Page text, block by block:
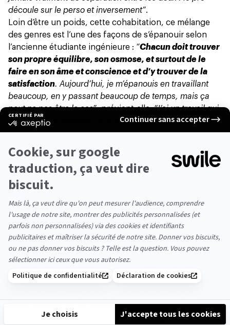
découle sur le perso et inversement”.
Loin d’être un poids, cette cohabitation, ce mélange
des genres est l’une des façons de s’épanouir selon
l’ancienne étudiante ingénieure : “Chacun doit trouver
son propre équilibre, son osmose, et surtout de le
faire en son âme et conscience et d’y trouver de la
satisfaction. Aujourd’hui, je m’épanouis en travaillant
beaucoup, en y passant beaucoup de temps, mais ça
peut ne pas être le cas”, prévient-elle.“J’ai un travail qui
peut sembler ‘passion’, et c’est vrai que j’ai commencé
Trainsweateat par passion du sport, et avec la volonté de
transmettre cette passion à mes abonnés et mes clients,
ça vient avec son lot de contraintes, de contrariétés, de
stress et de charge de travail qu’on n’a pas forcément vu
venir au départ”
Qu’est-ce qu’un RH plus “humain” à l’ère de l’IA ?
“Le plus difficile, c’est la gestion de
l’équipe : le management”
Diriger, ce n’est pas imposer.“Le plus difficile, c’est la
gestion de l’équipe : le management”
J’ai lancé TSE à 28 ans sans avoir aucune expérience
Cinq ans après, c’est quelque chose qui a été très